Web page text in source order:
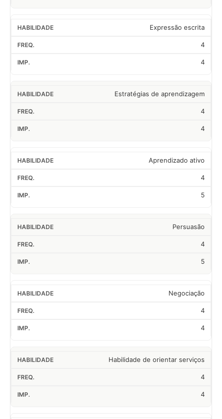
Expressão escrita
4
4
Estratégias de aprendizagem
4
4
Aprendizado ativo
4
5
Persuasão
4
5
Negociação
4
4
Habilidade de orientar serviços
4
4